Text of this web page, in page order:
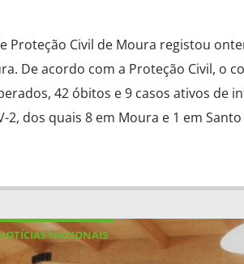
Proteção Civil de Moura registou
De acordo com a Proteção Civil, o
42 óbitos e 9 casos ativos de
2, dos quais 8 em Moura e 1 em
NACIONAIS